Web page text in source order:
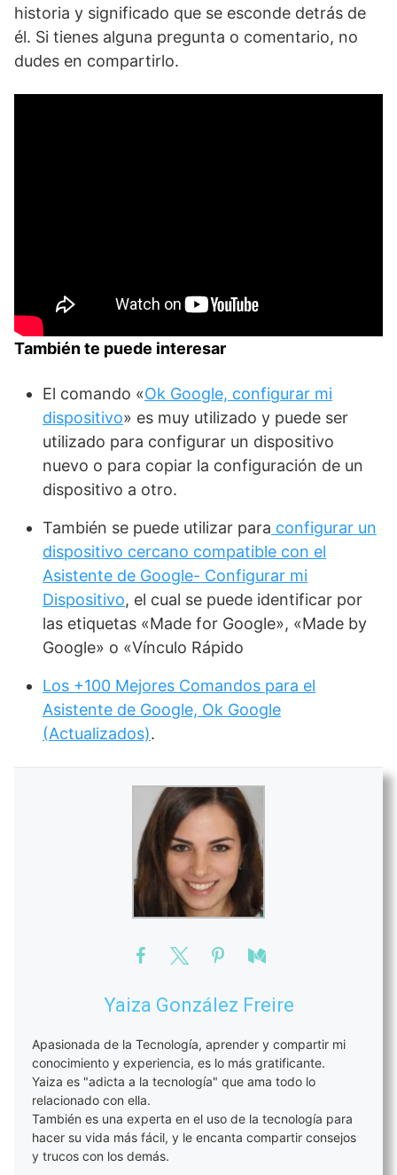
historia y significado que se esconde detrás de
él. Si tienes alguna pregunta o comentario, no
dudes en compartirlo.
También te puede interesar
El comando «Ok Google, configurar mi
dispositivo» es muy utilizado y puede ser
utilizado para configurar un dispositivo
nuevo o para copiar la configuración de un
dispositivo a otro.
También se puede utilizar para configurar un
dispositivo cercano compatible con el
Asistente de Google- Configurar mi
Dispositivo, el cual se puede identificar por
las etiquetas «Made for Google», «Made by
Google» o «Vínculo Rápido
Los +100 Mejores Comandos para el
Asistente de Google, Ok Google
(Actualizados).
Yaiza González Freire
Apasionada de la Tecnología, aprender y compartir mi
conocimiento y experiencia, es lo más gratificante.
Yaiza es "adicta a la tecnología" que ama todo lo
relacionado con ella.
También es una experta en el uso de la tecnología para
hacer su vida más fácil, y le encanta compartir consejos
y trucos con los demás.